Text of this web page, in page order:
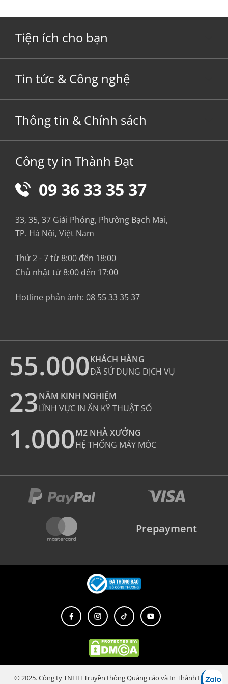
Tiện ích cho bạn
Tin tức & Công nghệ
Thông tin & Chính sách
Công ty in Thành Đạt
09 36 33 35 37
33, 35, 37 Giải Phóng, Phường Bạch Mai,
TP. Hà Nội, Việt Nam
Thứ 2 - 7 từ 8:00 đến 18:00
Chủ nhật từ 8:00 đến 17:00
Hotline phản ánh: 08 55 33 35 37
55.000KHÁCH HÀNG
ĐÃ SỬ DỤNG DỊCH VỤ
23NĂM KINH NGHIỆM
LĨNH VỰC IN ẤN KỸ THUẬT SỐ
1.000M2 NHÀ XƯỞNG
HỆ THỐNG MÁY MÓC
Prepayment
© 2025. Công ty TNHH Truyền thông Quảng cáo và In Thành Đạt.